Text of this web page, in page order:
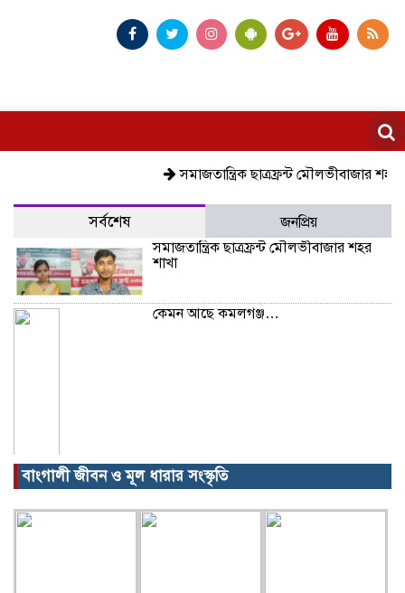
সমাজতান্ত্রিক ছাত্রফ্রন্ট মৌলভীবাজার শহর শাখা
সর্বশেষ
জনপ্রিয়
সমাজতান্ত্রিক ছাত্রফ্রন্ট মৌলভীবাজার শহর
শাখা
কেমন আছে কমলগঞ্জ…
বাংগালী জীবন ও মূল ধারার সংস্কৃতি